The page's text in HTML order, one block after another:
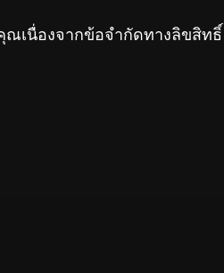
เนื่องจากข้อจำกัดทางลิขสิทธิ์